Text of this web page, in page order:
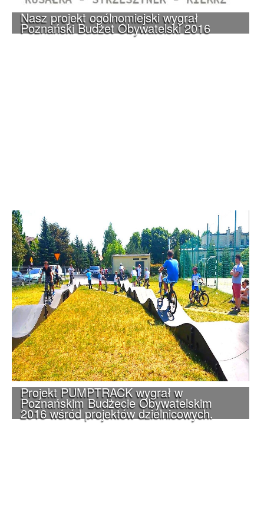
Nasz projekt ogólnomiejski wygrał
Poznański Budżet Obywatelski 2016
Projekt PUMPTRACK wygrał w
Poznańskim Budżecie Obywatelskim
2016 wśród projektów dzielnicowych.